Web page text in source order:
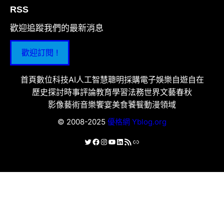
RSS
歡迎追蹤我們的最新消息
歡迎訂閱 !
首頁數位科技AI人工智慧聰明採購電子娛樂自遊自在
歷史探討時事評論教育學習法務世界文藝春秋
影像藝術音樂饗宴美食饕餮動漫領域
© 2008-2025 優格網 Yblog.org
X Facebook
Instagram
YouTube
LinkedIn
RSS 資訊提供連結